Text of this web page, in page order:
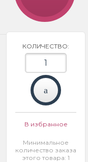
КОЛИЧЕСТВО:
В избранное
Минимальное
количество заказа
этого товара: 1